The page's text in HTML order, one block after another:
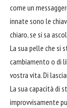
come un
innate sono le
chiaro, se si sa
La sua pelle che si
cambiamento o di
vostra vita. Di
La sua capacità di
improvvisamente